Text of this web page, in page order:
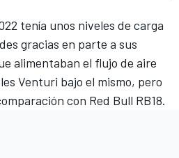
tenía unos niveles de carga
gracias en parte a sus
alimentaban el flujo de aire
Venturi bajo el mismo, pero
con Red Bull RB18.